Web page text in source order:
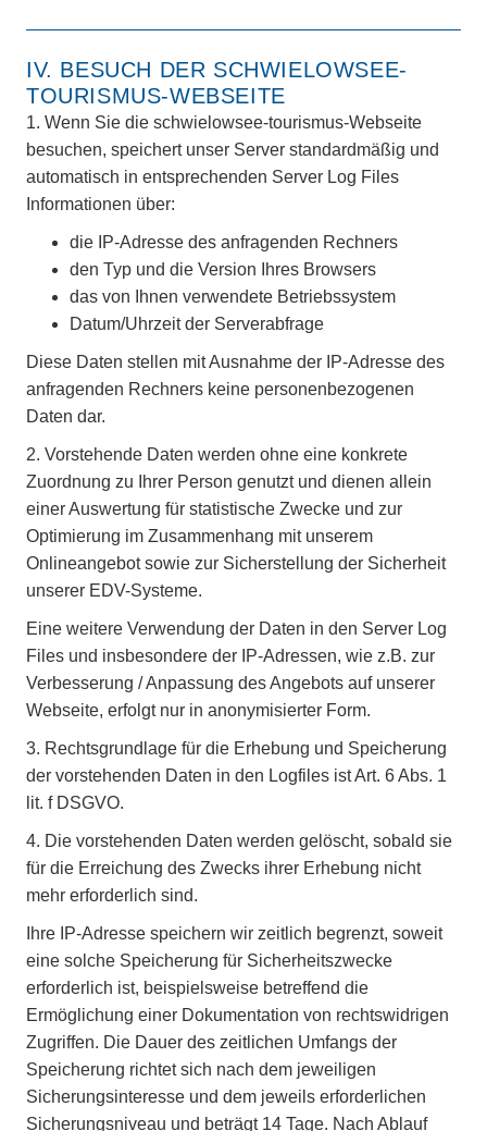
IV. BESUCH DER SCHWIELOWSEE-
TOURISMUS-WEBSEITE
1. Wenn Sie die schwielowsee-tourismus-Webseite
besuchen, speichert unser Server standardmäßig und
automatisch in entsprechenden Server Log Files
Informationen über:
die IP-Adresse des anfragenden Rechners
den Typ und die Version Ihres Browsers
das von Ihnen verwendete Betriebssystem
Datum/Uhrzeit der Serverabfrage
Diese Daten stellen mit Ausnahme der IP-Adresse des
anfragenden Rechners keine personenbezogenen
Daten dar.
2. Vorstehende Daten werden ohne eine konkrete
Zuordnung zu Ihrer Person genutzt und dienen allein
einer Auswertung für statistische Zwecke und zur
Optimierung im Zusammenhang mit unserem
Onlineangebot sowie zur Sicherstellung der Sicherheit
unserer EDV-Systeme.
Eine weitere Verwendung der Daten in den Server Log
Files und insbesondere der IP-Adressen, wie z.B. zur
Verbesserung / Anpassung des Angebots auf unserer
Webseite, erfolgt nur in anonymisierter Form.
3. Rechtsgrundlage für die Erhebung und Speicherung
der vorstehenden Daten in den Logfiles ist Art. 6 Abs. 1
lit. f DSGVO.
4. Die vorstehenden Daten werden gelöscht, sobald sie
für die Erreichung des Zwecks ihrer Erhebung nicht
mehr erforderlich sind.
Ihre IP-Adresse speichern wir zeitlich begrenzt, soweit
eine solche Speicherung für Sicherheitszwecke
erforderlich ist, beispielsweise betreffend die
Ermöglichung einer Dokumentation von rechtswidrigen
Zugriffen. Die Dauer des zeitlichen Umfangs der
Speicherung richtet sich nach dem jeweiligen
Sicherungsinteresse und dem jeweils erforderlichen
Sicherungsniveau und beträgt 14 Tage. Nach Ablauf